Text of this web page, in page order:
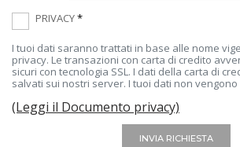
PRIVACY*
I tuoi dati saranno trattati in base alle nome
privacy. Le transazioni con carta di credito
sicuri con tecnologia SSL. I dati della carta di
salvati sui nostri server. I tuoi dati non
(Leggi il Documento privacy)
INVIA RICHIESTA